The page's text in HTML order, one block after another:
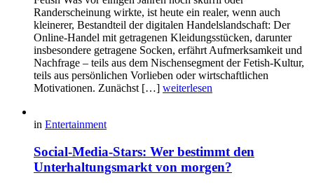
Randerscheinung wirkte, ist heute ein realer, wenn auch
kleinerer, Bestandteil der digitalen Handelslandschaft: Der
Online-Handel mit getragenen Kleidungsstücken, darunter
insbesondere getragene Socken, erfährt Aufmerksamkeit und
Nachfrage – teils aus dem Nischensegment der Fetish-Kultur,
teils aus persönlichen Vorlieben oder wirtschaftlichen
Motivationen. Zunächst […] weiterlesen
in Entertainment
Social-Media-Stars: Wer bestimmt den
Unterhaltungsmarkt von morgen?